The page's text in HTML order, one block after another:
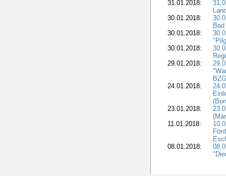
31.01.2018:
30.01.2018:
30.01.2018:
30.01.2018:
29.01.2018:
24.01.2018:
23.01.2018:
11.01.2018:
08.01.2018: